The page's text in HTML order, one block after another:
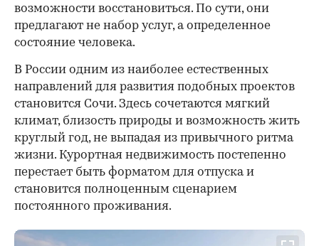
возможности восстановиться. По сути, они
предлагают не набор услуг, а определенное
состояние человека.
В России одним из наиболее естественных
направлений для развития подобных проектов
становится Сочи. Здесь сочетаются мягкий
климат, близость природы и возможность жить
круглый год, не выпадая из привычного ритма
жизни. Курортная недвижимость постепенно
перестает быть форматом для отпуска и
становится полноценным сценарием
постоянного проживания.